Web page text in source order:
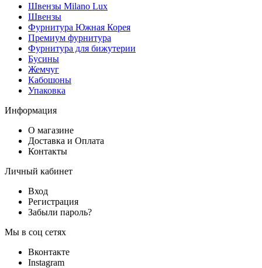
Швензы Milano Lux
Швензы
Фурнитура Южная Корея
Премиум фурнитура
Фурнитура для бижутерии
Бусины
Жемчуг
Кабошоны
Упаковка
Информация
О магазине
Доставка и Оплата
Контакты
Личный кабинет
Вход
Регистрация
Забыли пароль?
Мы в соц сетях
Вконтакте
Instagram